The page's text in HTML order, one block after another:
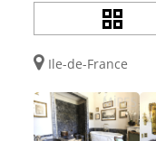
Ile-de-France